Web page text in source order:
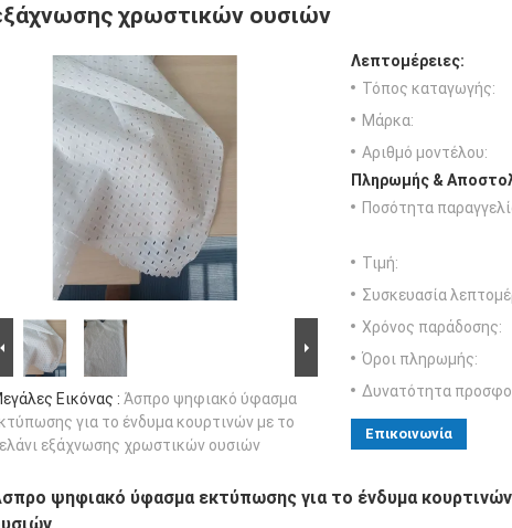
χρωστικών ουσιών
Εικόνας : Άσπρο ψηφιακό ύφασμα
για το ένδυμα κουρτινών με το
εξάχνωσης χρωστικών ουσιών
Λεπτομέρειες:
Τόπος καταγωγής:
Μάρκα:
Αριθμό μοντέλου:
Πληρωμής &
Ποσότητα
Τιμή:
Συσκευασία
Χρόνος παράδοσης:
Όροι πληρωμής:
Δυνατότητα
Επικοινωνία
ψηφιακό ύφασμα εκτύπωσης για το ένδυμα